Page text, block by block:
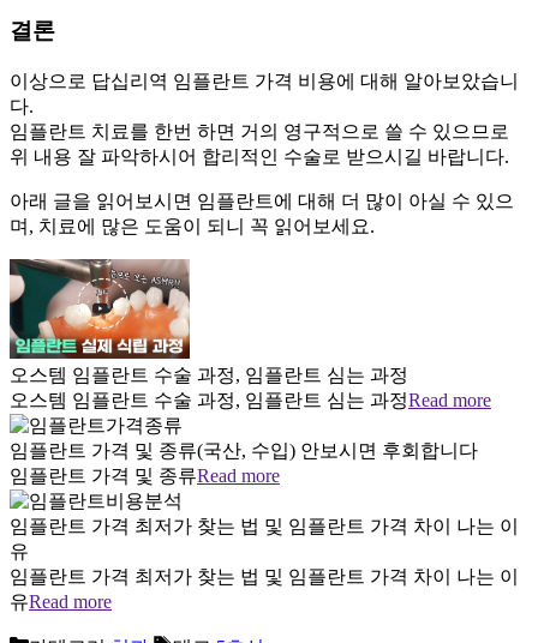
결론
이상으로 답십리역 임플란트 가격 비용에 대해 알아보았습니
다.
임플란트 치료를 한번 하면 거의 영구적으로 쓸 수 있으므로
위 내용 잘 파악하시어 합리적인 수술로 받으시길 바랍니다.
아래 글을 읽어보시면 임플란트에 대해 더 많이 아실 수 있으
며, 치료에 많은 도움이 되니 꼭 읽어보세요.
오스템 임플란트 수술 과정, 임플란트 심는 과정
오스템 임플란트 수술 과정, 임플란트 심는 과정Read more
임플란트 가격 및 종류(국산, 수입) 안보시면 후회합니다
임플란트 가격 및 종류Read more
임플란트 가격 최저가 찾는 법 및 임플란트 가격 차이 나는 이
유
임플란트 가격 최저가 찾는 법 및 임플란트 가격 차이 나는 이
유Read more